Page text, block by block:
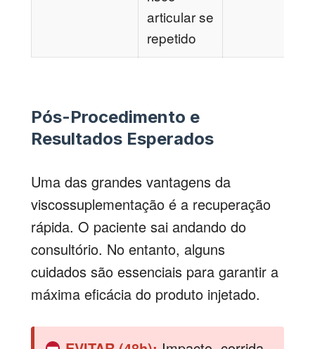
articular se
repetido
Pós-Procedimento e
Resultados Esperados
Uma das grandes vantagens da
viscossuplementação é a recuperação
rápida. O paciente sai andando do
consultório. No entanto, alguns
cuidados são essenciais para garantir a
máxima eficácia do produto injetado.